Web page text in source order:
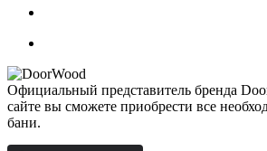
Официальный представитель бренда
сайте вы сможете приобрести все
бани.